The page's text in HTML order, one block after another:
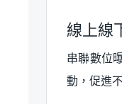
線上線
串聯數位
動，促進